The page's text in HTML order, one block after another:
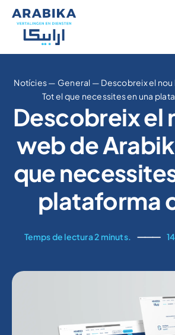
Salta
contingut
Notícies— General — Descobreix el nou
Tot el que necessites en una
Descobreix el
web de
que
plataforma
Temps de lectura 2 minuts. ⸻